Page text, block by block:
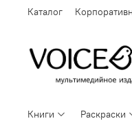
Каталог
Книги Раскраски